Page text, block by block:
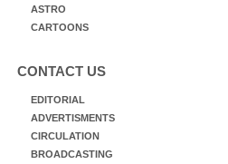
ASTRO
CARTOONS
CONTACT US
EDITORIAL
ADVERTISMENTS
CIRCULATION
BROADCASTING